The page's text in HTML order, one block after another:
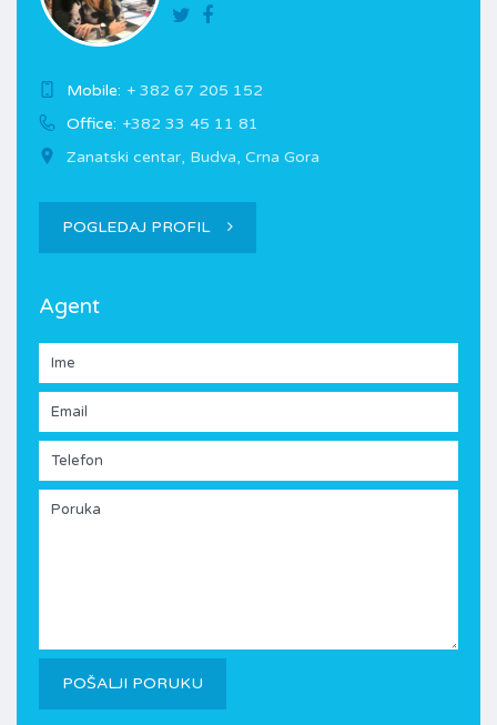
Mobile: + 382 67 205 152
Office: +382 33 45 11 81
Zanatski centar, Budva, Crna Gora
POGLEDAJ PROFIL
Agent